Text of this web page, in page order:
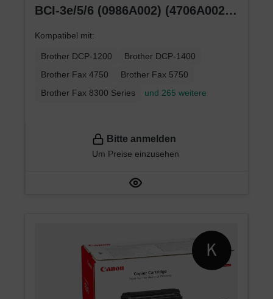
BCI-3e/5/6 (0986A002) (4706A002)
Kompatibel mit:
Brother DCP-1200
Brother DCP-1400
Brother Fax 4750
Brother Fax 5750
Brother Fax 8300 Series
und 265 weitere
Bitte anmelden
Um Preise einzusehen